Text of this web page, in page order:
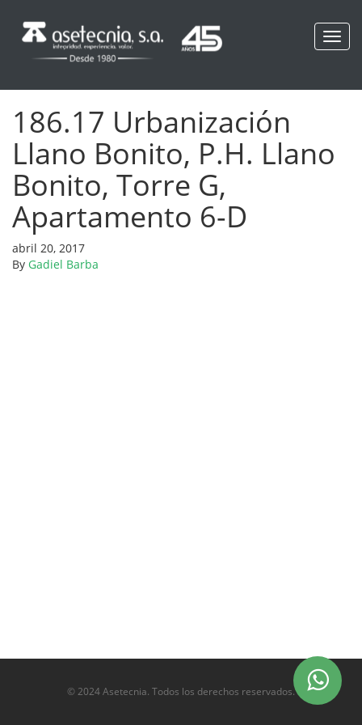
186.17 Urbanización
Llano Bonito, P.H. Llano
Bonito, Torre G,
Apartamento 6-D
abril 20, 2017
By Gadiel Barba
© 2024 Asetecnia. Todos los derechos reservados.